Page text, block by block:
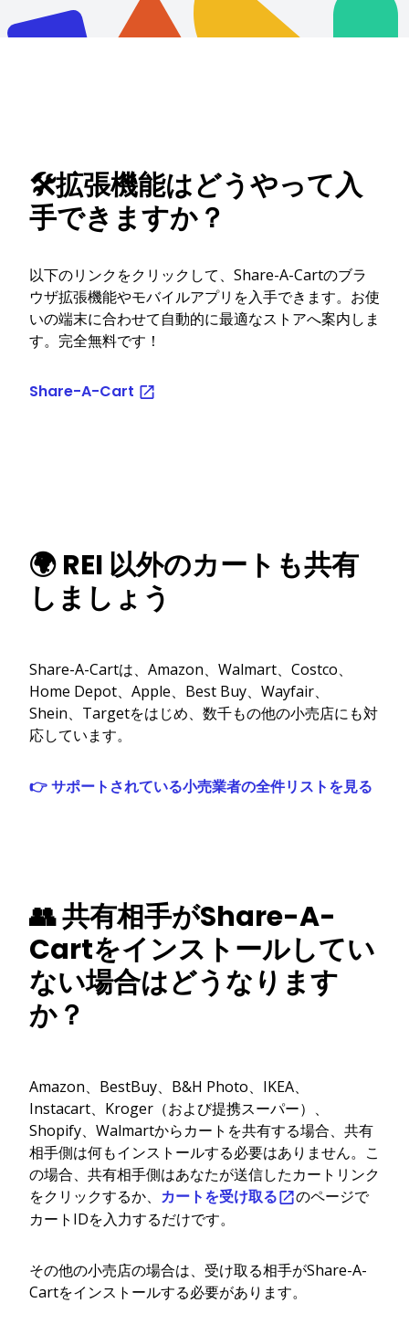
🛠️拡張機能はどうやって入
手できますか？
以下のリンクをクリックして、Share-A-Cartのブラ
ウザ拡張機能やモバイルアプリを入手できます。お使
いの端末に合わせて自動的に最適なストアへ案内しま
す。完全無料です！
Share-A-Cart
🌍 REI 以外のカートも共有
しましょう
Share-A-Cartは、Amazon、Walmart、Costco、
Home Depot、Apple、Best Buy、Wayfair、
Shein、Targetをはじめ、数千もの他の小売店にも対
応しています。
👉 サポートされている小売業者の全件リストを見る
👥 共有相手がShare-A-
Cartをインストールしてい
ない場合はどうなります
か？
Amazon、BestBuy、B&H Photo、IKEA、
Instacart、Kroger（および提携スーパー）、
Shopify、Walmartからカートを共有する場合、共有
相手側は何もインストールする必要はありません。こ
の場合、共有相手側はあなたが送信したカートリンク
をクリックするか、 カートを受け取る
のページで
カートIDを入力するだけです。
その他の小売店の場合は、受け取る相手がShare-A-
Cartをインストールする必要があります。